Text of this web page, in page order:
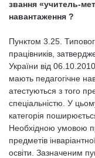
звання «учитель-
навантаження ?
Пунктом 3.25.
працівників,
України від
мають педагогічне
атестуються з того
спеціальністю. У
категорія
Необхідною умовою
предметів
освіти. Зазначеним